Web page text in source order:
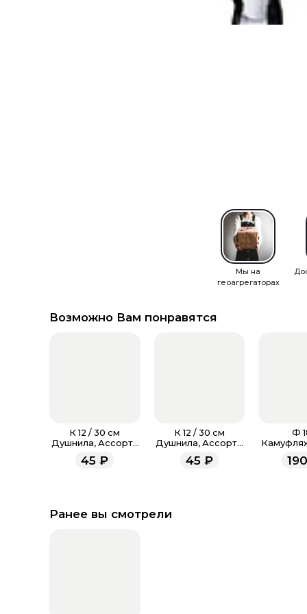
Мы на
геоагрегаторах
Возможно Вам понравятся
К 12 / 30 см
Душнила, Ассорти
45 ₽
К 12 / 30 см
Душнила, Ассорти
45₽
Ф
190
Ранее вы смотрели